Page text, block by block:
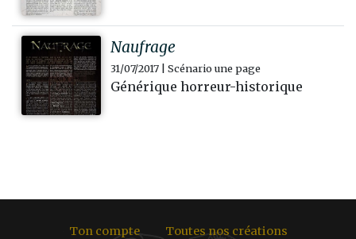
Naufrage
31/07/2017 | Scénario une page
Générique horreur-historique
Ton compte Toutes nos créations